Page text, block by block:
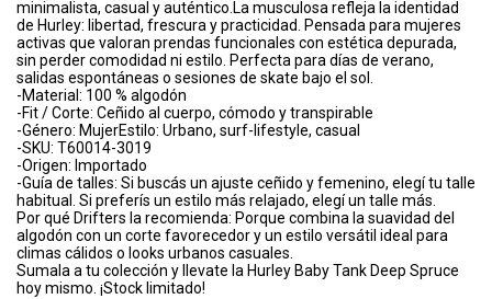
minimalista, casual y auténtico.La musculosa refleja la identidad
de Hurley: libertad, frescura y practicidad. Pensada para mujeres
activas que valoran prendas funcionales con estética depurada,
sin perder comodidad ni estilo. Perfecta para días de verano,
salidas espontáneas o sesiones de skate bajo el sol.
-Material: 100 % algodón
-Fit / Corte: Ceñido al cuerpo, cómodo y transpirable
-Género: MujerEstilo: Urbano, surf-lifestyle, casual
-SKU: T60014-3019
-Origen: Importado
-Guía de talles: Si buscás un ajuste ceñido y femenino, elegí tu talle
habitual. Si preferís un estilo más relajado, elegí un talle más.
Por qué Drifters la recomienda: Porque combina la suavidad del
algodón con un corte favorecedor y un estilo versátil ideal para
climas cálidos o looks urbanos casuales.
Sumala a tu colección y llevate la Hurley Baby Tank Deep Spruce
hoy mismo. ¡Stock limitado!